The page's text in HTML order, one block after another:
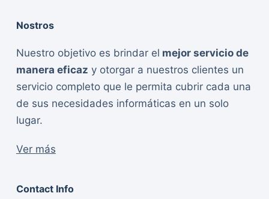
Nostros
Nuestro objetivo es brindar el mejor servicio de
manera eficaz y otorgar a nuestros clientes un
servicio completo que le permita cubrir cada una
de sus necesidades informáticas en un solo
lugar.
Ver más
Contact Info